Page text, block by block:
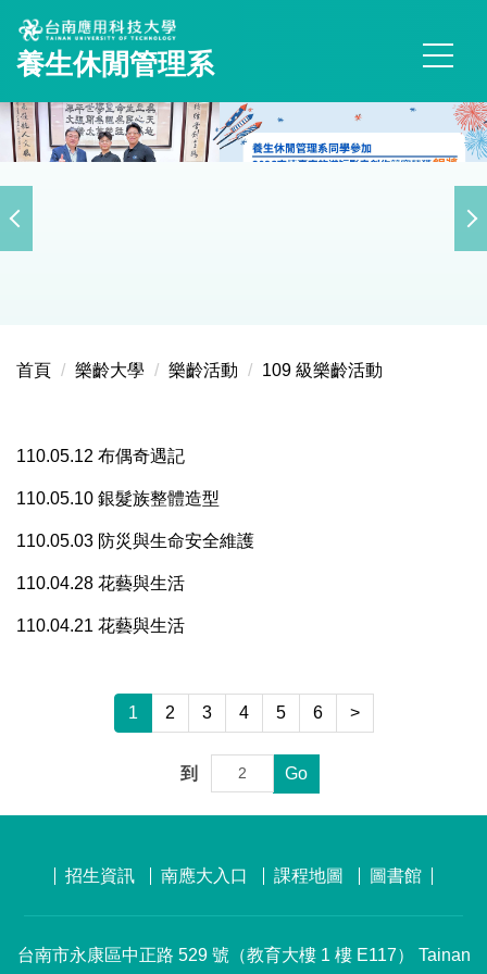
跳
到
主
內
容
養生休閒管理系
首頁 樂齡大學 樂齡活動 109 級樂齡活動
110.05.12 布偶奇遇記
110.05.10 銀髮族整體造型
110.05.03 防災與生命安全維護
110.04.28 花藝與生活
110.04.21 花藝與生活
1 2 3 4 5 6 >
到 Go
招生資訊 南應大入口 課程地圖 圖書館
台南市永康區中正路 529 號（教育大樓 1 樓 E117） Tainan